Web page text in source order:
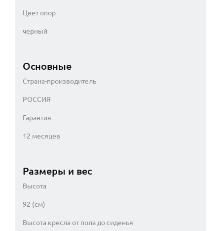
Цвет опор
черный
Основные
Страна-производитель
РОССИЯ
Гарантия
12 месяцев
Размеры и вес
Высота
92 (см)
Высота кресла от пола до сиденья